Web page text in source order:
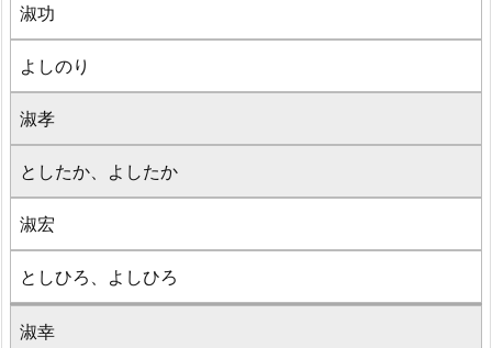
淑功
よしのり
淑孝
としたか、よしたか
淑宏
としひろ、よしひろ
淑幸